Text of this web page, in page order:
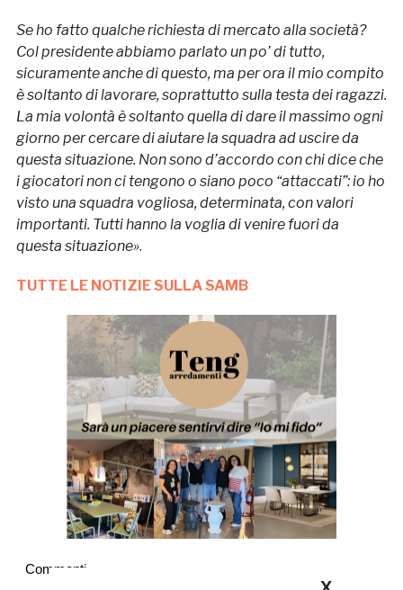
Se ho fatto qualche richiesta di mercato alla società?
Col presidente abbiamo parlato un po’ di tutto,
sicuramente anche di questo, ma per ora il mio compito
è soltanto di lavorare, soprattutto sulla testa dei ragazzi.
La mia volontà è soltanto quella di dare il massimo ogni
giorno per cercare di aiutare la squadra ad uscire da
questa situazione. Non sono d’accordo con chi dice che
i giocatori non ci tengono o siano poco “attaccati”: io ho
visto una squadra vogliosa, determinata, con valori
importanti. Tutti hanno la voglia di venire fuori da
questa situazione».
TUTTE LE NOTIZIE SULLA SAMB
Commenti